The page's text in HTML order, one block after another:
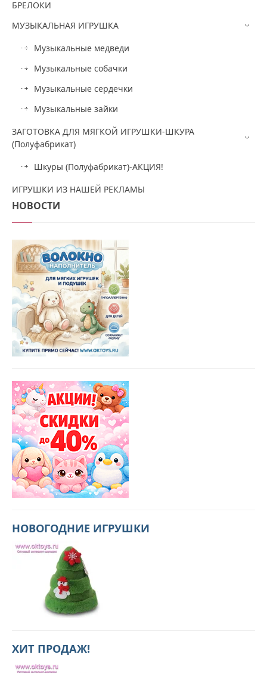
БРЕЛОКИ
МУЗЫКАЛЬНАЯ ИГРУШКА
Музыкальные медведи
Музыкальные собачки
Музыкальные сердечки
Музыкальные зайки
ЗАГОТОВКА ДЛЯ МЯГКОЙ ИГРУШКИ-ШКУРА
(Полуфабрикат)
Шкуры (Полуфабрикат)-АКЦИЯ!
ИГРУШКИ ИЗ НАШЕЙ РЕКЛАМЫ
НОВОСТИ
НОВОГОДНИЕ ИГРУШКИ
ХИТ ПРОДАЖ!